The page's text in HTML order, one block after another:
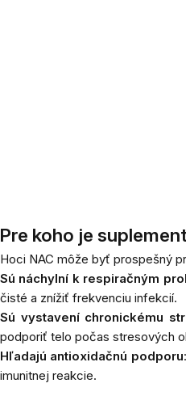
Pre koho je
Hoci NAC môže byť prospešný
Sú náchylní k respiračným
čisté a znížiť frekvenciu infekcií.
Sú vystavení chronickému
podporiť telo počas stresových
Hľadajú antioxidačnú podporu
imunitnej reakcie.